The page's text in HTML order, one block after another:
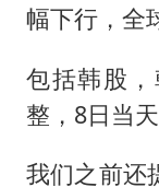
幅下行，全
包括韩股
整，8日当
我们之前还